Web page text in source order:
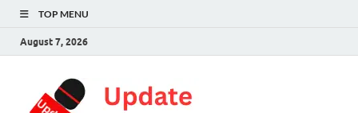
TOP MENU
August 7, 2026